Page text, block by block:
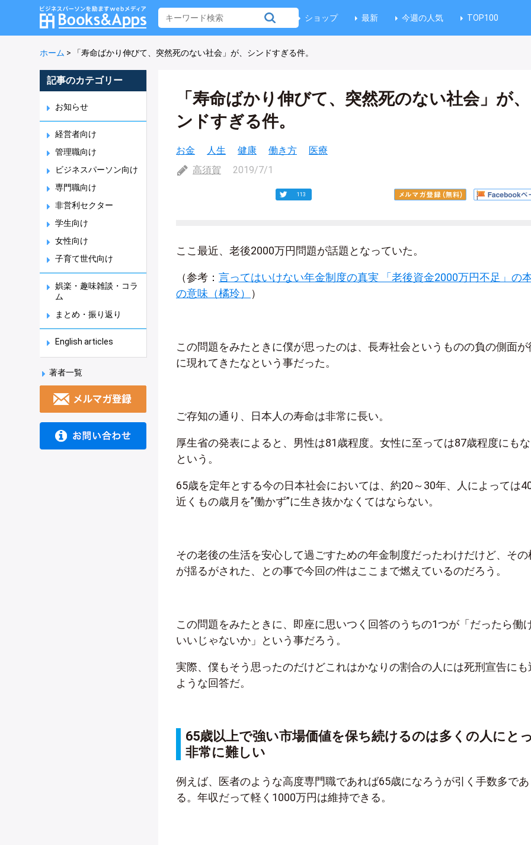
ショップ 最新 今週の人気 TOP100
ホーム > 「寿命ばかり伸びて、突然死のない社会」が、シンドすぎる件。
記事のカテゴリー
お知らせ
経営者向け
管理職向け
ビジネスパーソン向け
専門職向け
非営利セクター
学生向け
女性向け
子育て世代向け
娯楽・趣味雑談・コラ
ム
まとめ・振り返り
English articles
著者一覧
「寿命ばかり伸びて、突然死のない社会」が
ンドすぎる件。
お金 人生 健康 働き方
医療
高須賀
2019/7/1
113
ここ最近、老後2000万円問題が話題となっていた。
（参考： 言ってはいけない年金制度の真実 「老後資金2000万円不足」の
の意味（橘玲）
）
この問題をみたときに僕が思ったのは、長寿社会というものの負の側面が
に現れてきたなという事だった。
ご存知の通り、日本人の寿命は非常に長い。
厚生省の発表によると、男性は81歳程度。女性に至っては87歳程度にも
という。
65歳を定年とする今の日本社会においては、約20～30年、人によっては
近くもの歳月を”働かず”に生き抜かなくてはならない。
その老後の生活を安心して過ごすための年金制度だったわけだけど、その
が揺るがされた、との事で今回の件はここまで燃えているのだろう。
この問題をみたときに、即座に思いつく回答のうちの1つが「だったら働
いいじゃないか」という事だろう。
実際、僕もそう思ったのだけどこれはかなりの割合の人には死刑宣告にも
ような回答だ。
65歳以上で強い市場価値を保ち続けるのは多くの人にと
非常に難しい
例えば、医者のような高度専門職であれば65歳になろうが引く手数多であ
る。年収だって軽く1000万円は維持できる。